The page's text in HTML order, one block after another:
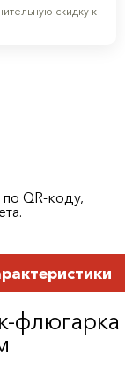
скидку к
QR-коду,
флюгарка